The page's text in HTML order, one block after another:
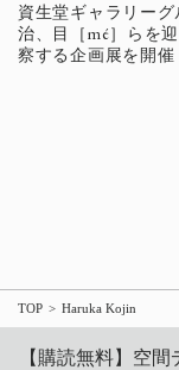
資生堂ギャラリー
治、目［mé］らを
察する企画展を開催
TOP Haruka Kojin
【購読無料】空